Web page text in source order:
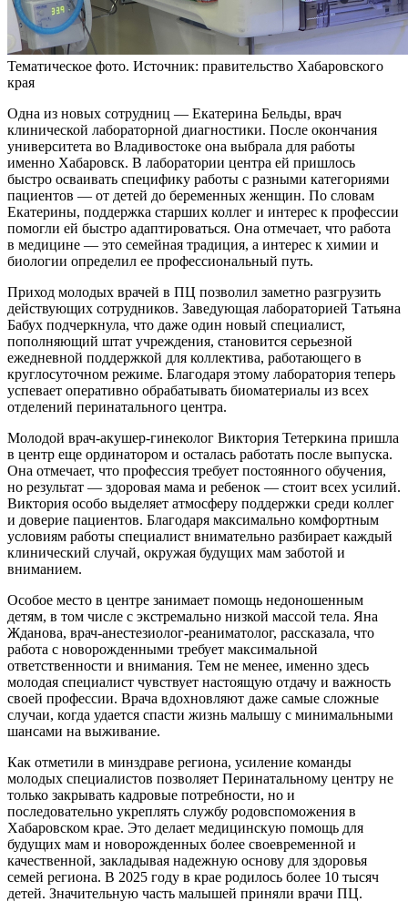
Тематическое фото. Источник: правительство Хабаровского
края
Одна из новых сотрудниц — Екатерина Бельды, врач
клинической лабораторной диагностики. После окончания
университета во Владивостоке она выбрала для работы
именно Хабаровск. В лаборатории центра ей пришлось
быстро осваивать специфику работы с разными категориями
пациентов — от детей до беременных женщин. По словам
Екатерины, поддержка старших коллег и интерес к профессии
помогли ей быстро адаптироваться. Она отмечает, что работа
в медицине — это семейная традиция, а интерес к химии и
биологии определил ее профессиональный путь.
Приход молодых врачей в ПЦ позволил заметно разгрузить
действующих сотрудников. Заведующая лабораторией Татьяна
Бабух подчеркнула, что даже один новый специалист,
пополняющий штат учреждения, становится серьезной
ежедневной поддержкой для коллектива, работающего в
круглосуточном режиме. Благодаря этому лаборатория теперь
успевает оперативно обрабатывать биоматериалы из всех
отделений перинатального центра.
Молодой врач-акушер-гинеколог Виктория Тетеркина пришла
в центр еще ординатором и осталась работать после выпуска.
Она отмечает, что профессия требует постоянного обучения,
но результат — здоровая мама и ребенок — стоит всех усилий.
Виктория особо выделяет атмосферу поддержки среди коллег
и доверие пациентов. Благодаря максимально комфортным
условиям работы специалист внимательно разбирает каждый
клинический случай, окружая будущих мам заботой и
вниманием.
Особое место в центре занимает помощь недоношенным
детям, в том числе с экстремально низкой массой тела. Яна
Жданова, врач-анестезиолог-реаниматолог, рассказала, что
работа с новорожденными требует максимальной
ответственности и внимания. Тем не менее, именно здесь
молодая специалист чувствует настоящую отдачу и важность
своей профессии. Врача вдохновляют даже самые сложные
случаи, когда удается спасти жизнь малышу с минимальными
шансами на выживание.
Как отметили в минздраве региона, усиление команды
молодых специалистов позволяет Перинатальному центру не
только закрывать кадровые потребности, но и
последовательно укреплять службу родовспоможения в
Хабаровском крае. Это делает медицинскую помощь для
будущих мам и новорожденных более своевременной и
качественной, закладывая надежную основу для здоровья
семей региона. В 2025 году в крае родилось более 10 тысяч
детей. Значительную часть малышей приняли врачи ПЦ.